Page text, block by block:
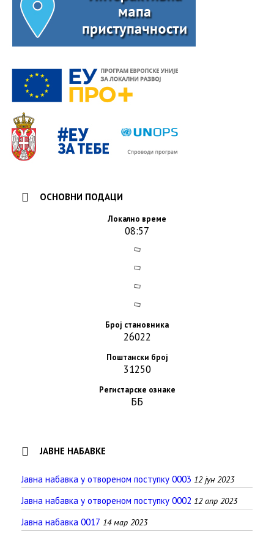
ОСНОВНИ ПОДАЦИ
Локално време
08:57
Број становника
26022
Поштански број
31250
Регистарске ознаке
ББ
ЈАВНЕ НАБАВКЕ
Јавна набавка у отвореном поступку 0003 12 јун 2023
Јавна набавка у отвореном поступку 0002 12 апр 2023
Јавна набавка 0017 14 мар 2023